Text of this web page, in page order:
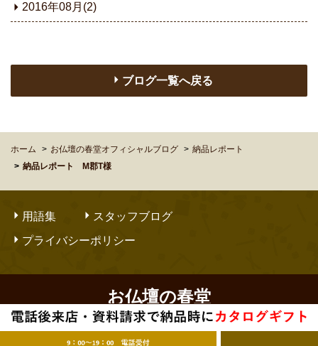
2016年08月(2)
ブログ一覧へ戻る
ホーム お仏壇の春堂オフィシャルブログ
納品レポート
納品レポート M郡T様
用語集
スタッフブログ
プライバシーポリシー
お仏壇の春堂
Copyright © OBUTSUDANNO SHUNDO. All Rights Reserved.